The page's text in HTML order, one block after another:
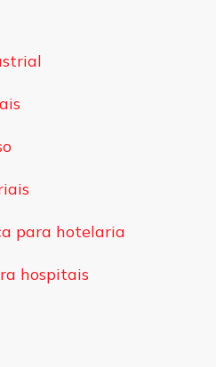
para hotelaria
hospitais